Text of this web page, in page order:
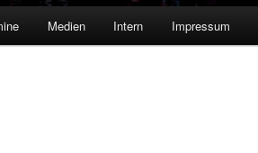
Medien Intern Impressum